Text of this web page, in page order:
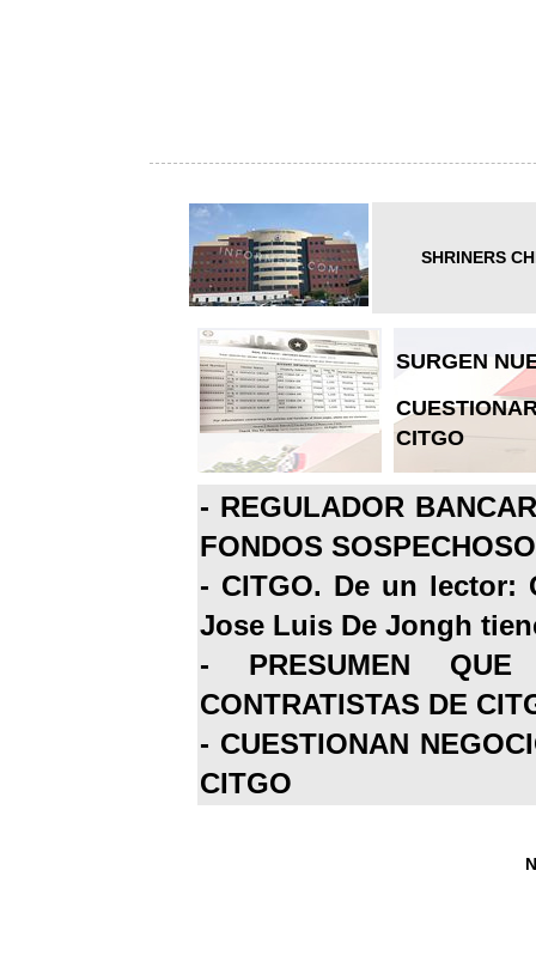
SHRINERS
SURGEN
CITGO
- REGULADOR
FONDOS
- CITGO. De un lector:
Jose Luis De Jongh
- PRESUMEN
CONTRATISTAS DE
- CUESTIONAN
CITGO